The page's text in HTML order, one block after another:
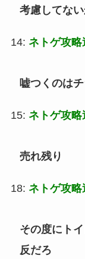
考慮してな
14: ネトゲ攻略
嘘つくのは
15: ネトゲ攻略
売れ残り
18: ネトゲ攻略
その度にト
反だろ